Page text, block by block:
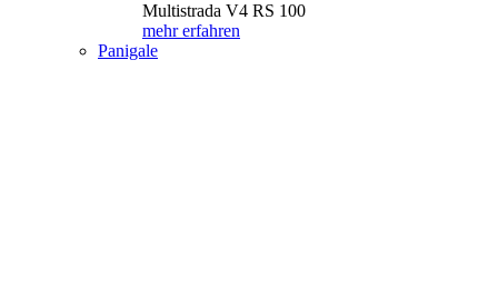
Multistrada V4 RS 100
mehr erfahren
Panigale